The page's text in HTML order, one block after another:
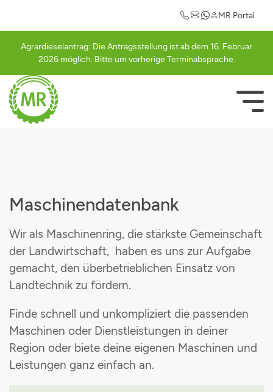
MR Portal
Agrardieselantrag: Die Antragsstellung ist ab dem 16. Februar
2026 möglich. Bitte um vorherige Terminabsprache.
Maschinendatenbank
Wir als Maschinenring, die stärkste Gemeinschaft
der Landwirtschaft, haben es uns zur Aufgabe
gemacht, den überbetrieblichen Einsatz von
Landtechnik zu fördern.
Finde schnell und unkompliziert die passenden
Maschinen oder Dienstleistungen in deiner
Region oder biete deine eigenen Maschinen und
Leistungen ganz einfach an.
Ansprechpartner
Abrechnungssätze
Mitglied werden
Agrarterminkalender
MR-Portal
Abrechnung
Ackerschlagkartei
Agrardieselantrag
Düngeberatung
Elektroprüfung
Maschinengemeinschaften
Maschinenvermittlung
Stromsteuerrückerstattung
Einkaufsvorteile
Güllegemeinschaft Cham
Güllegemeinschaft Schwarzachtal
Häckslergemeinschaft Cham
Cultanausbringgemeinschaft
Grasdurchsähgemeinschaft
Grünlandpflegegemeinschaft
Auto
Betriebsausstattung
Strom
Registrierung
Bestätigungsseite